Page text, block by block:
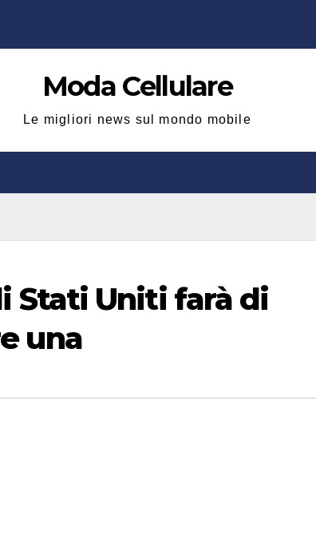
Moda Cellulare
Le migliori news sul mondo mobile
Stati Uniti farà di
una